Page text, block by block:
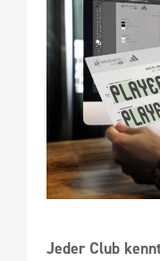
Jeder Club